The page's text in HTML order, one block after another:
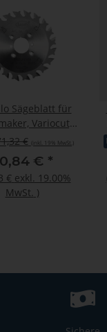
Sägeblatt für
Variocut,
mm,
€ (inkl. 19% MwSt.)
€ *
€ exkl. 19.00%
MwSt. )